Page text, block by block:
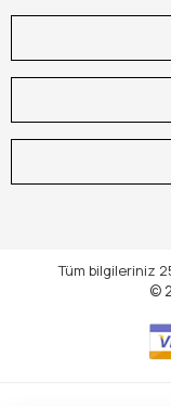
Tüm bilgileriniz
©